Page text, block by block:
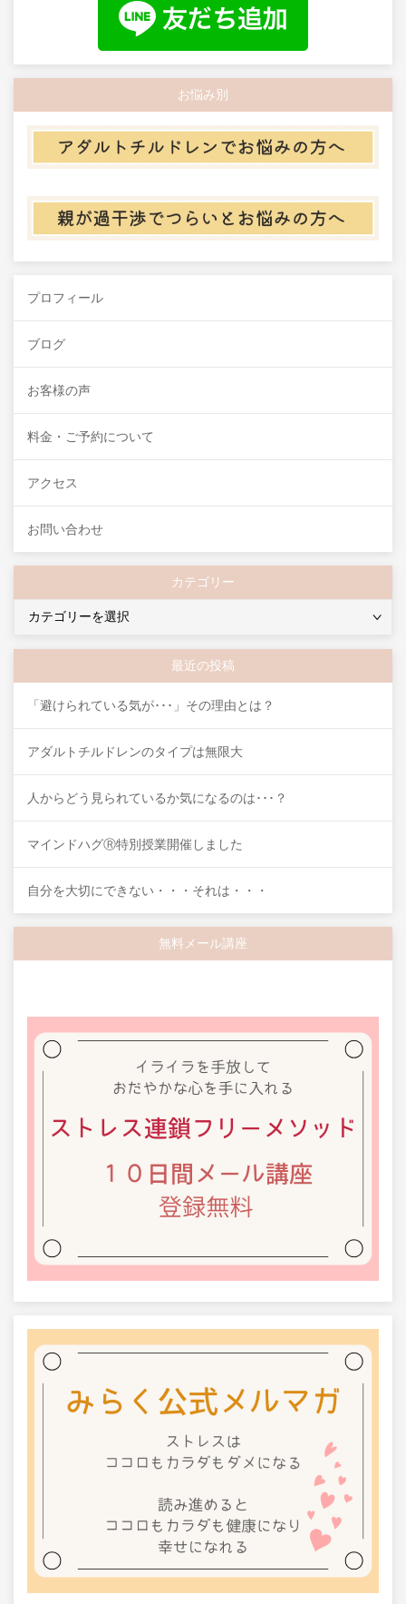
お悩み別
プロフィール
ブログ
お客様の声
料金・ご予約について
アクセス
お問い合わせ
カテゴリー
最近の投稿
「避けられている気が･･･」その理由とは？
アダルトチルドレンのタイプは無限大
人からどう見られているか気になるのは･･･？
マインドハグⓇ特別授業開催しました
自分を大切にできない・・・それは・・・
無料メール講座